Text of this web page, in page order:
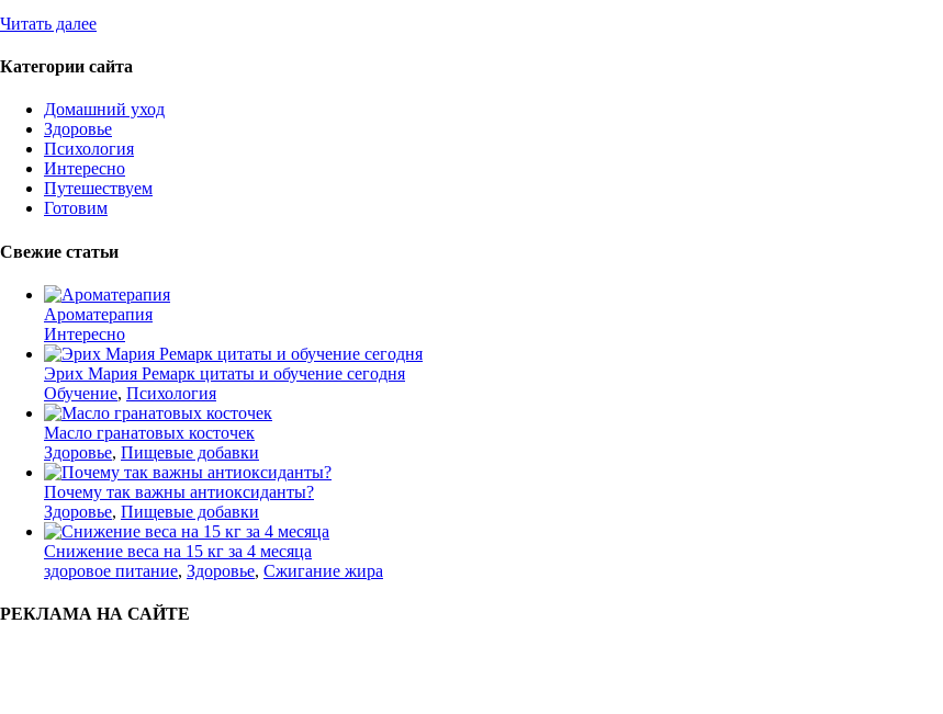
Читать далее
Категории сайта
Домашний уход
Здоровье
Психология
Интересно
Путешествуем
Готовим
Свежие статьи
Ароматерапия
Интересно
Эрих Мария Ремарк цитаты и обучение сегодня
Обучение, Психология
Масло гранатовых косточек
Здоровье, Пищевые добавки
Почему так важны антиоксиданты?
Здоровье, Пищевые добавки
Снижение веса на 15 кг за 4 месяца
здоровое питание, Здоровье, Сжигание жира
РЕКЛАМА НА САЙТЕ